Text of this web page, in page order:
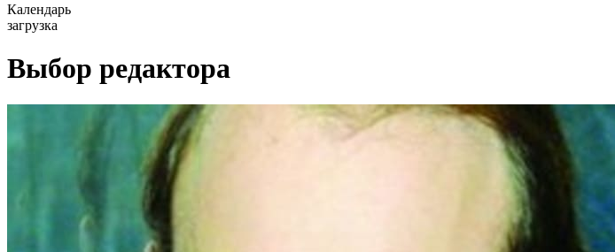
Календарь
загрузка
Выбор редактора